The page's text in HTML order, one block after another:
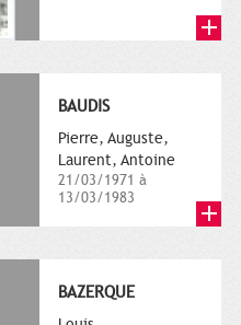
BAUDIS
Pierre, Auguste,
Laurent, Antoine
21/03/1971 à
13/03/1983
BAZERQUE